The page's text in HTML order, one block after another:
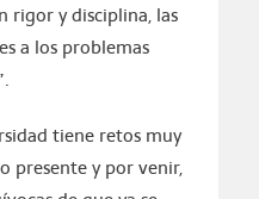
rigor y disciplina, las
a los problemas
tiene retos muy
presente y por venir,